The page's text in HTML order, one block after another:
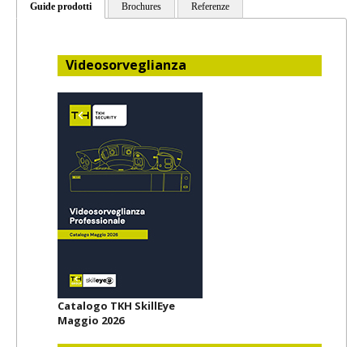
Guide prodotti Brochures Referenze
Videosorveglianza
Catalogo TKH SkillEye
Maggio 2026